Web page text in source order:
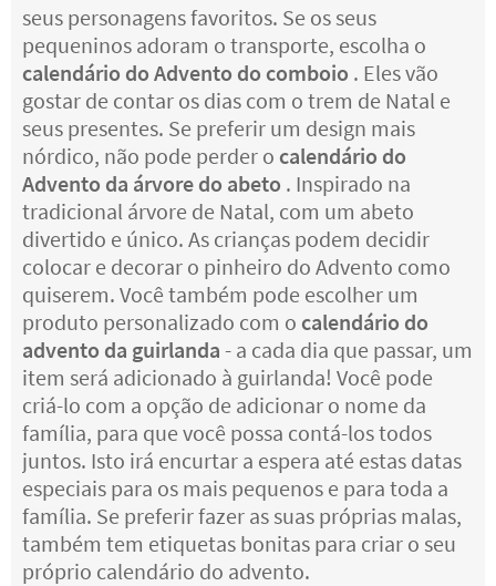
seus personagens favoritos. Se os seus
pequeninos adoram o transporte, escolha o
calendário do Advento do comboio . Eles vão
gostar de contar os dias com o trem de Natal e
seus presentes. Se preferir um design mais
nórdico, não pode perder o calendário do
Advento da árvore do abeto . Inspirado na
tradicional árvore de Natal, com um abeto
divertido e único. As crianças podem decidir
colocar e decorar o pinheiro do Advento como
quiserem. Você também pode escolher um
produto personalizado com o calendário do
advento da guirlanda - a cada dia que passar, um
item será adicionado à guirlanda! Você pode
criá-lo com a opção de adicionar o nome da
família, para que você possa contá-los todos
juntos. Isto irá encurtar a espera até estas datas
especiais para os mais pequenos e para toda a
família. Se preferir fazer as suas próprias malas,
também tem etiquetas bonitas para criar o seu
próprio calendário do advento.